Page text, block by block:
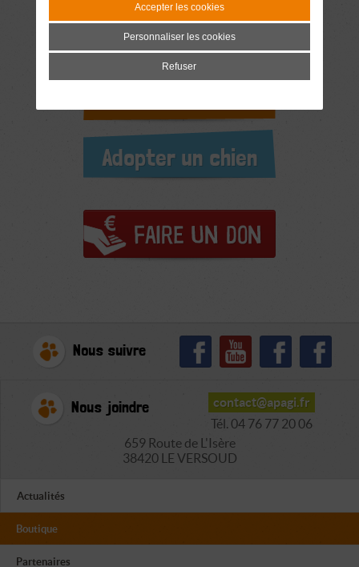
Adopter un chat
Adopter un chien
Nous suivre
Nous joindre
contact@apagi.fr
Tél. 04 76 77 20 06
659 Route de L'Isère
38420 LE VERSOUD
Actualités
Boutique
Partenaires
Accepter les cookies
Personnaliser les cookies
Refuser